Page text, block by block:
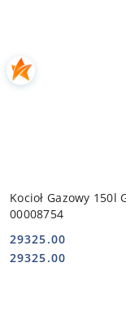
Kocioł Gazowy 150l
00008754
Cena:
29325.00
Cena:
29325.00